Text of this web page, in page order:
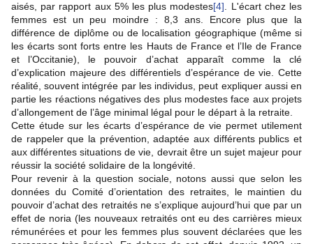
aisés, par rapport aux 5% les plus modestes[4] . L'écart chez les
femmes est un peu moindre : 8,3 ans. Encore plus que la
différence de diplôme ou de localisation géographique (même si
les écarts sont forts entre les Hauts de France et l’Ile de France
et l’Occitanie), le pouvoir d’achat apparaît comme la clé
d’explication majeure des différentiels d’espérance de vie. Cette
réalité, souvent intégrée par les individus, peut expliquer aussi en
partie les réactions négatives des plus modestes face aux projets
d’allongement de l’âge minimal légal pour le départ à la retraite.
Cette étude sur les écarts d’espérance de vie permet utilement
de rappeler que la prévention, adaptée aux différents publics et
aux différentes situations de vie, devrait être un sujet majeur pour
réussir la société solidaire de la longévité.
Pour revenir à la question sociale, notons aussi que selon les
données du Comité d’orientation des retraites, le maintien du
pouvoir d’achat des retraités ne s’explique aujourd’hui que par un
effet de noria (les nouveaux retraités ont eu des carrières mieux
rémunérées et pour les femmes plus souvent déclarées que les